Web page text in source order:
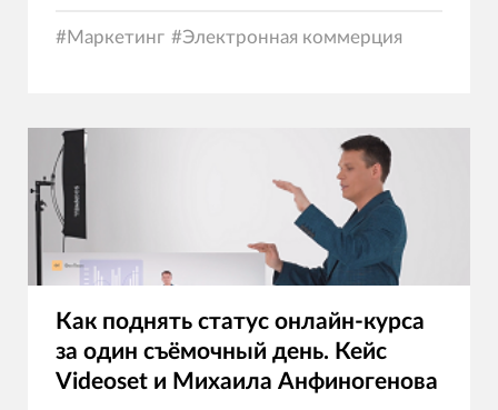
#Маркетинг #Электронная коммерция
Как поднять статус онлайн-курса
за один съёмочный день. Кейс
Videoset и Михаила Анфиногенова